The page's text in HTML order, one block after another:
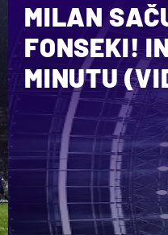
MILAN
FONSEKI!
MINUTU